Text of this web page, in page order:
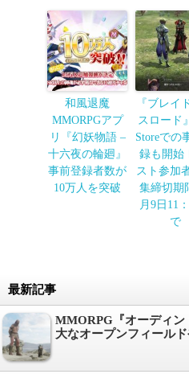
和風退魔
MMORPGアプ
リ『幻妖物語 –
十六夜の輪廻』
事前登録者数が
10万人を突破
『ブレイ
スロード
Storeでの
録も開始
スト参加
集締切期
月9日11
で
最新記事
MMORPG『オーディン
大なオープンフィール